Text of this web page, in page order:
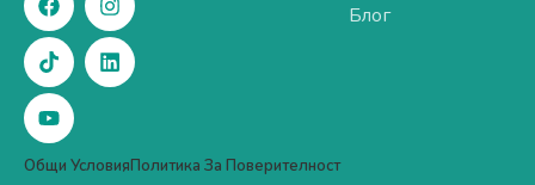
Блог
Общи УсловияПолитика За Поверителност